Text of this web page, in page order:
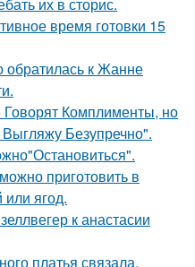
время готовки 15
обратилась к Жанне
Комплименты, но
Выгляжу Безупречно".
приготовить в
ягод.
к анастасии
платья связала.